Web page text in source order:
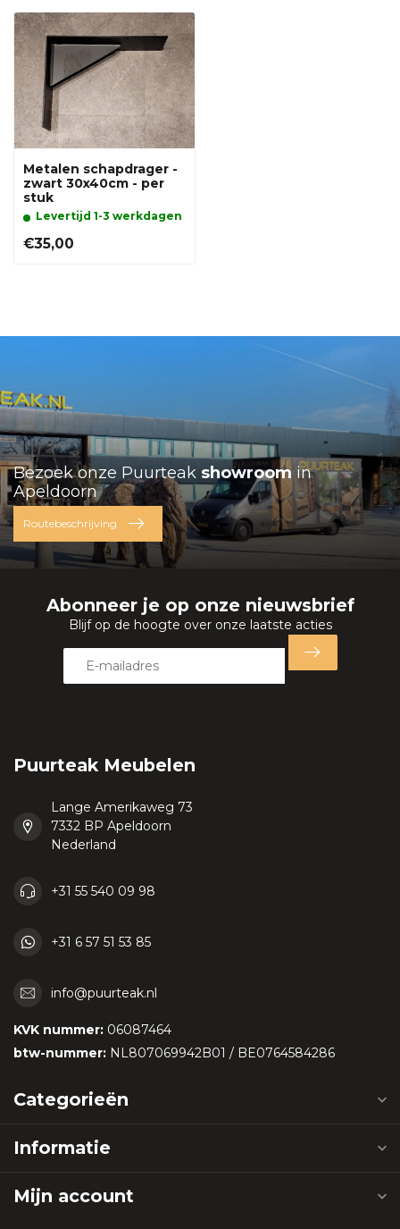
Metalen schapdrager -
zwart 30x40cm - per
stuk
Levertijd 1-3 werkdagen
€35,00
Bezoek onze Puurteak showroom in
Apeldoorn
Routebeschrijving
Abonneer je op onze nieuwsbrief
Blijf op de hoogte over onze laatste acties
Puurteak Meubelen
Lange Amerikaweg 73
7332 BP Apeldoorn
Nederland
+31 55 540 09 98
+31 6 57 51 53 85
info@puurteak.nl
KVK nummer: 06087464
btw-nummer: NL807069942B01 / BE0764584286
Categorieën
Informatie
Mijn account